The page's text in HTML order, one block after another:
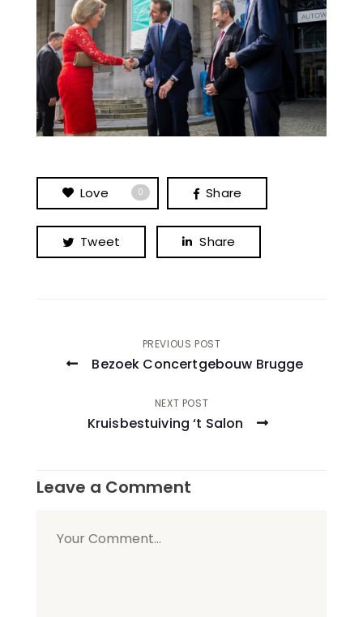
Love 0 Share
Tweet Share
Post
PREVIOUS POST
Bezoek Concertgebouw Brugge
NEXT POST
Kruisbestuiving ‘t Salon
Leave a Comment